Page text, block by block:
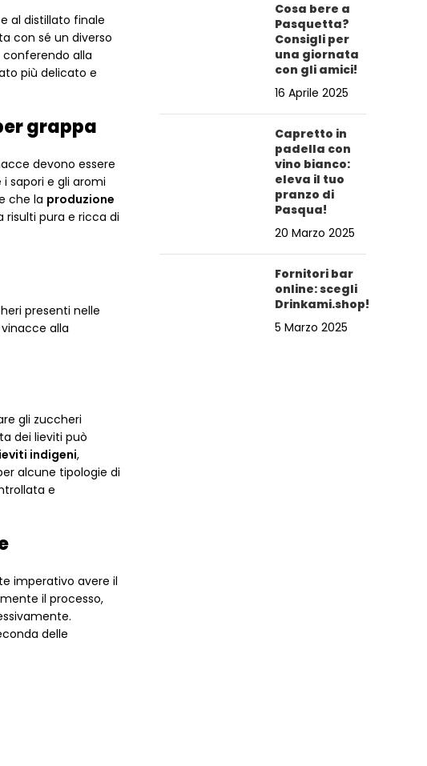
al distillato finale
con sé un diverso
conferendo alla
più delicato e
grappa
devono essere
sapori e gli aromi
che la produzione
pura e ricca di
presenti nelle
alla
gli zuccheri
dei lieviti può
indigeni,
alcune tipologie di
e
imperativo avere il
il processo,
delle
Cosa bere a
Pasquetta?
Consigli per
una giornata
con gli amici!
16 Aprile 2025
Capretto in
padella con
vino bianco:
eleva il tuo
pranzo di
Pasqua!
20 Marzo 2025
Fornitori bar
online: scegli
Drinkami.shop!
5 Marzo 2025